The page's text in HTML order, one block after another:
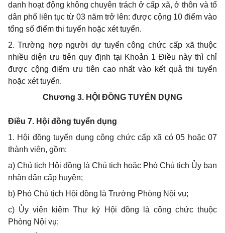
danh hoạt động không chuyên trách ở cấp xã, ở thôn và tổ
dân phố liên tục từ 03 năm trở lên: được cộng 10 điểm vào
tổng số điểm thi tuyển hoặc xét tuyển.
2.Trường hợp người dự tuyển công chức cấp xã thuộc
nhiều diện ưu tiên quy định tại Khoản 1 Điều này thì chỉ
được cộng điểm ưu tiên cao nhất vào kết quả thi tuyển
hoặc xét tuyển.
Chương 3. HỘI ĐỒNG TUYỂN DỤNG
Điều 7. Hội đồng tuyển dụng
1. Hội đồng tuyển dụng công chức cấp xã có 05 hoặc 07
thành viên, gồm:
a) Chủ tịch Hội đồng là Chủ tịch hoặc Phó Chủ tịch Ủy ban
nhân dân cấp huyện;
b) Phó Chủ tịch Hội đồng là Trưởng Phòng Nội vụ;
c) Ủy viên kiêm Thư ký Hội đồng là công chức thuộc
Phòng Nội vụ;